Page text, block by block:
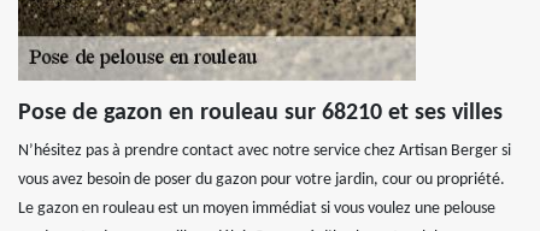
Pose de gazon en rouleau sur 68210 et ses villes
N’hésitez pas à prendre contact avec notre service chez Artisan Berger si
vous avez besoin de poser du gazon pour votre jardin, cour ou propriété.
Le gazon en rouleau est un moyen immédiat si vous voulez une pelouse